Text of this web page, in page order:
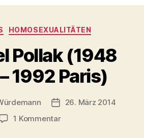
Kategorien
HOMOSEXUALITÄTEN
Pollak (1948
1992 Paris)
Beitragsdatum
26. März 2014
1 Kommentarzu